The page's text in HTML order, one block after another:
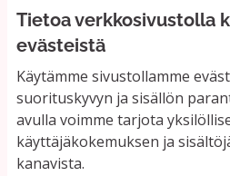
Tietoa verkkosivustolla
evästeistä
Käytämme sivustollamme
suorituskyvyn ja sisällön
avulla voimme tarjota
käyttäjäkokemuksen ja
kanavista.
11101 Riihimäki
Vaihde: 019 758 4000
Sähköpostiosoitteet:
etunimi.sukunimi@riihimaki.fi
Yhteystiedot ja usein kysyttyä
Käyttöehdot